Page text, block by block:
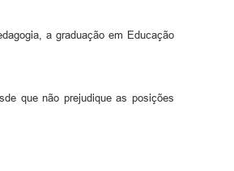
a graduação em Educação
que não prejudique as posições